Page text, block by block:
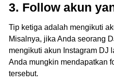
3. Follow akun
Tip ketiga adalah mengikuti
Misalnya, jika Anda seorang
mengikuti akun Instagram DJ
Anda mungkin mendapatkan
tersebut.